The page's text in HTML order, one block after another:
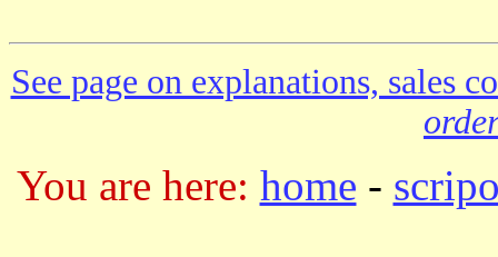
See page on explanations, sales
You are here: home -